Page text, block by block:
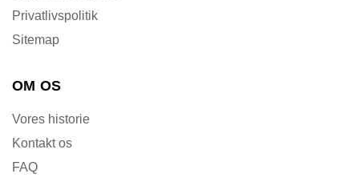
Privatlivspolitik
Sitemap
OM OS
Vores historie
Kontakt os
FAQ